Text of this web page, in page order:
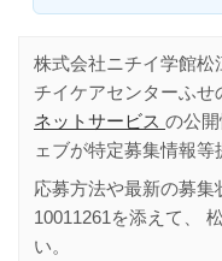
株式会社ニチイ学館
チイケアセンターふせ
ネットサービス の公
ェブが特定募集情報等
応募方法や最新の募集
10011261 を添えて、
い。